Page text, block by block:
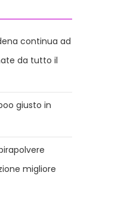
continua ad
da tutto il
giusto in
migliore